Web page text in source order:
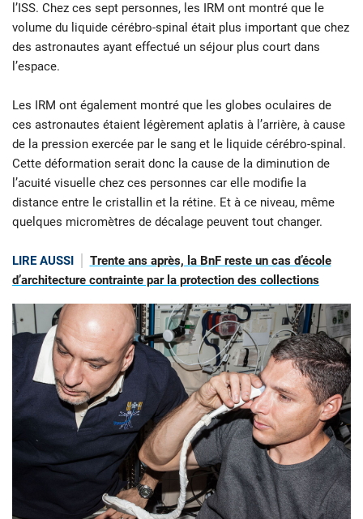
l’ISS. Chez ces sept personnes, les IRM ont montré que le
volume du liquide cérébro-spinal était plus important que chez
des astronautes ayant effectué un séjour plus court dans
l’espace.
Les IRM ont également montré que les globes oculaires de
ces astronautes étaient légèrement aplatis à l’arrière, à cause
de la pression exercée par le sang et le liquide cérébro-spinal.
Cette déformation serait donc la cause de la diminution de
l’acuité visuelle chez ces personnes car elle modifie la
distance entre le cristallin et la rétine. Et à ce niveau, même
quelques micromètres de décalage peuvent tout changer.
LIRE AUSSI
Trente ans après, la BnF reste un cas d’école
d’architecture contrainte par la protection des collections